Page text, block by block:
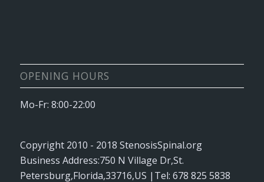
OPENING HOURS
Mo-Fr: 8:00-22:00
Copyright 2010 - 2018 StenosisSpinal.org
Business Address:750 N Village Dr,St.
Petersburg,Florida,33716,US |Tel: 678 825 5838